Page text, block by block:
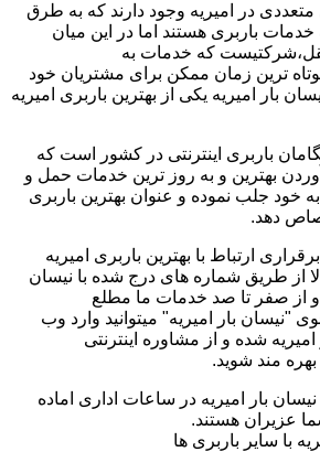
در امیریه وجود دارند که به طرق
باربری هستند اما در این میان
که خدمات به
ترین زمان ممکن برای مشتریان خود
بار امیریه یکی از بهترین باربری امیریه
باربری اینترنتی در کشور است که
بهترین و به روز ترین خدمات حمل و
خود جلب نموده و عنوان بهترین باربری
دهد.
ارتباط با بهترین باربری امیریه
از طریق شماره های درج شده با نیسان
و از صفر تا صد خدمات ما مطلع
"نیسان بار امیریه" میتوانید وارد وب
شده و از مشاوره اینترنتی
مند شوید.
بار امیریه در ساعات اداری اماده
عزیران هستند.
با سایر باربری ها